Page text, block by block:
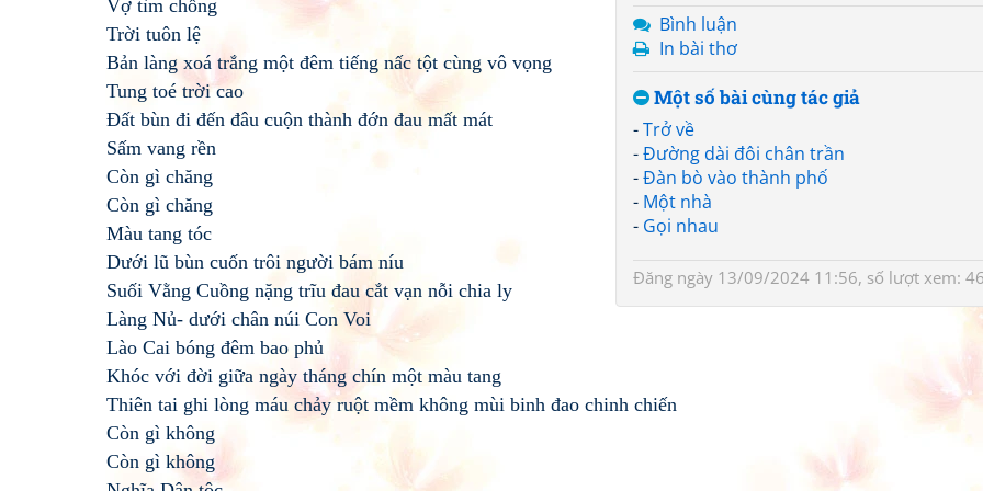
Bình luận
In bài thơ
Một số bài cùng tác giả
-Trở về
-Đường dài đôi chân trần
-Đàn bò vào thành phố
- Một nhà
- Gọi nhau
Đăng ngày 13/09/2024 11:56, số lượt xem:
Vợ tìm chồng
Trời tuôn lệ
Bản làng xoá trắng một đêm tiếng nấc tột cùng vô vọng
Tung toé trời cao
Đất bùn đi đến đâu cuộn thành đớn đau mất mát
Sấm vang rền
Còn gì chăng
Còn gì chăng
Màu tang tóc
Dưới lũ bùn cuốn trôi người bám níu
Suối Vằng Cuồng nặng trĩu đau cắt vạn nỗi chia ly
Làng Nủ- dưới chân núi Con Voi
Lào Cai bóng đêm bao phủ
Khóc với đời giữa ngày tháng chín một màu tang
Thiên tai ghi lòng máu chảy ruột mềm không mùi binh đao chinh chiến
Còn gì không
Còn gì không